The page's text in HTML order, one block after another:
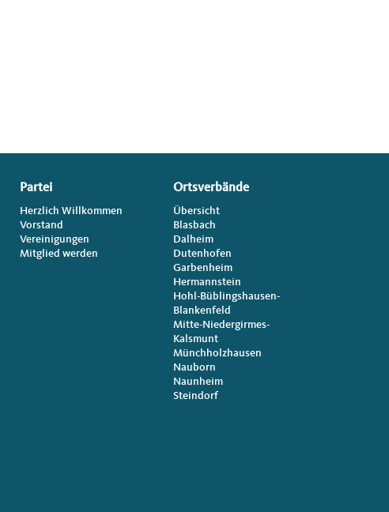
Partei
Herzlich Willkommen
Vorstand
Vereinigungen
Mitglied werden
Ortsverbände
Übersicht
Blasbach
Dalheim
Dutenhofen
Garbenheim
Hermannstein
Hohl-Büblingshausen-
Blankenfeld
Mitte-Niedergirmes-
Kalsmunt
Münchholzhausen
Nauborn
Naunheim
Steindorf